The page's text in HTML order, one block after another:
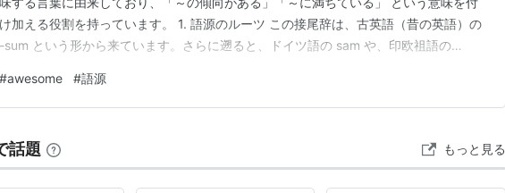
け加える役割を持っています。 1. 語源のルーツ この接尾辞は、古英語（昔の英語）の
-sum という形から来ています。さらに遡ると、ドイツ語の sam や、印欧祖語の
り、「その性質と同じ状態である」→「～の性質を持っている」へと変化しました。
2…
#awesome #語源
話題 もっと見る